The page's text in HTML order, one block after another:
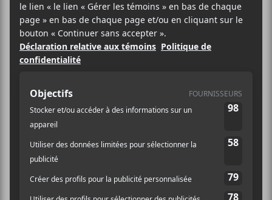
DÉTAILS
2022-07-22
Heure :
11:30 - 23:30
Catégorie
d’Évènement:
Spectacle
ORGANISATEUR